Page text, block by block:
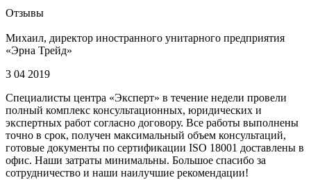
Отзывы
Михаил, директор иностранного унитарного предприятия
«Эрна Трейд»
3 04 2019
Специалисты центра «Эксперт» в течение недели провели
полный комплекс консультационных, юридических и
экспертных работ согласно договору. Все работы выполнены
точно в срок, получен максимальный объем консультаций,
готовые документы по сертификации ISO 18001 доставлены в
офис. Наши затраты минимальны. Большое спасибо за
сотрудничество и наши наилучшие рекомендации!